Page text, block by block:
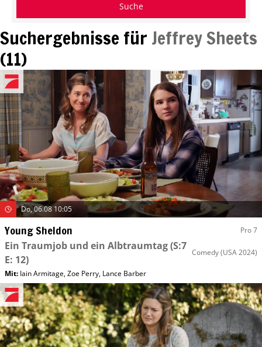
Suchergebnisse für Jeffrey Sheets
(11)
Do, 06.08 10:05
Young Sheldon Pro 7
Ein Traumjob und ein Albtraumtag(S:7
E: 12)
Comedy(USA 2024)
Mit: Iain Armitage,Zoe Perry, Lance Barber
Suche